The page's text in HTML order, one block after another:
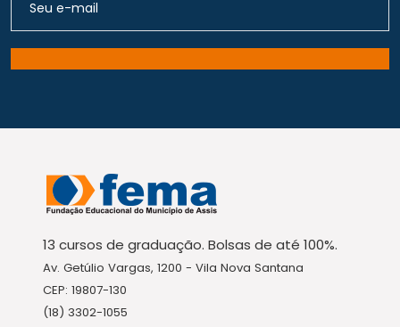
13 cursos de graduação. Bolsas de até 100%.
Av. Getúlio Vargas, 1200 - Vila Nova Santana
CEP: 19807-130
(18) 3302-1055